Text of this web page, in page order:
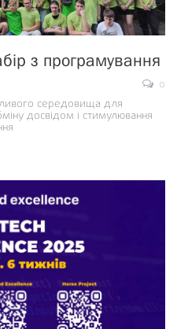
з програмування
0
середовища для
досвідом і стимулювання